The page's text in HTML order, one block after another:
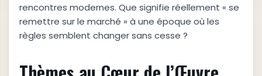
rencontres modernes. Que signifie réellement « se
remettre sur le marché » à une époque où les
règles semblent changer sans cesse ?